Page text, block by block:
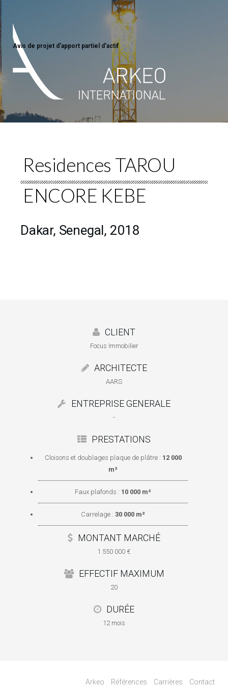
Avis de projet d'apport partiel d'actif
Residences TAROU
ENCORE KEBE
Dakar, Senegal, 2018
CLIENT
Focus Immobilier
ARCHITECTE
AARS
ENTREPRISE GENERALE
-
PRESTATIONS
Cloisons et doublages plaque de plâtre : 12 000
m²
Faux plafonds : 10 000 m²
Carrelage :30 000 m²
MONTANT MARCHÉ
1 550 000 €
EFFECTIF MAXIMUM
20
DURÉE
12 mois
Arkeo Références Carrières Contact